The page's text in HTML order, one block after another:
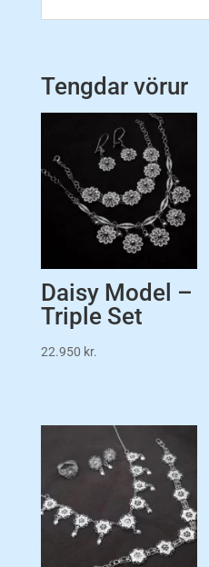
Tengdar vörur
Daisy Model –
Triple Set
22.950 kr.